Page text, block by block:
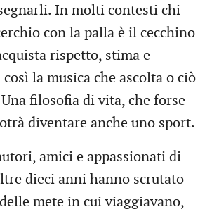
In molti contesti chi
con la palla è il cecchino
rispetto, stima e
la musica che ascolta o ciò
filosofia di vita, che forse
diventare anche uno sport.
amici e appassionati di
dieci anni hanno scrutato
mete in cui viaggiavano,